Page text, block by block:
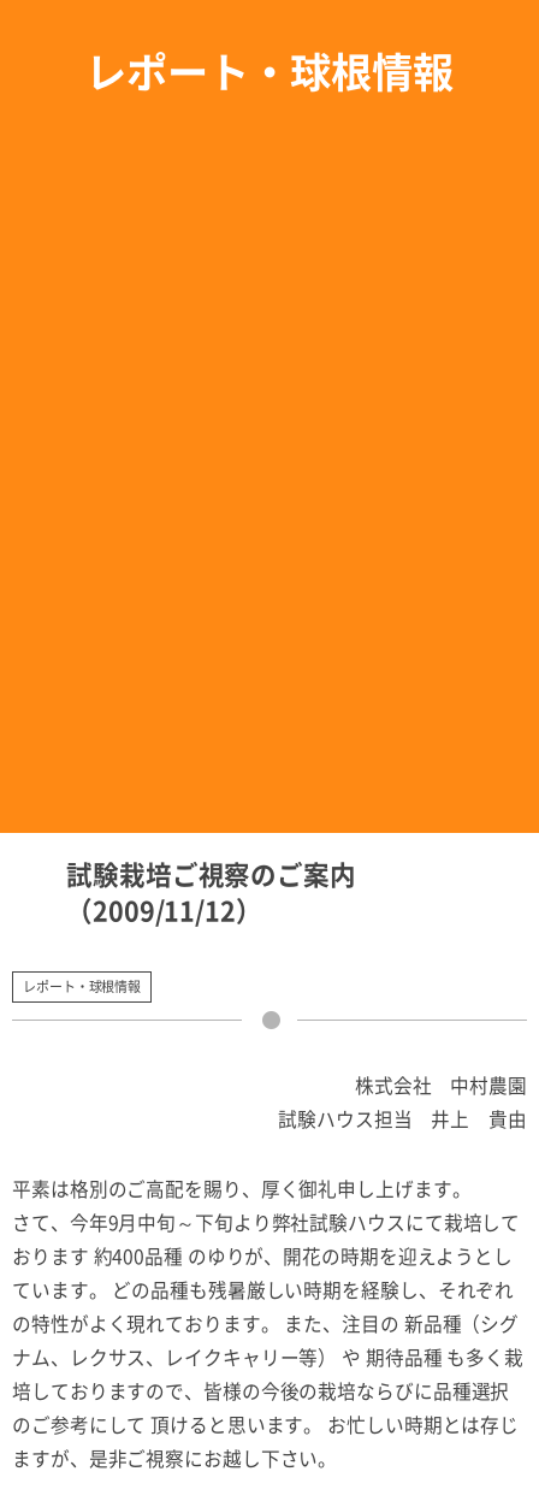
レポート・球根情報
試験栽培ご視察のご案内
（2009/11/12）
レポート・球根情報
株式会社 中村農園
試験ハウス担当 井上 貴由
平素は格別のご高配を賜り、厚く御礼申し上げます。
さて、今年9月中旬～下旬より弊社試験ハウスにて栽培して
おります 約400品種 のゆりが、開花の時期を迎えようとし
ています。 どの品種も残暑厳しい時期を経験し、それぞれ
の特性がよく現れております。 また、注目の 新品種（シグ
ナム、レクサス、レイクキャリー等） や 期待品種 も多く栽
培しておりますので、皆様の今後の栽培ならびに品種選択
のご参考にして 頂けると思います。 お忙しい時期とは存じ
ますが、是非ご視察にお越し下さい。